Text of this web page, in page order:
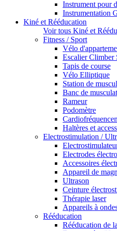
Instrument pour
Instrumentation
Kiné et Rééducation
Voir tous Kiné et
Fitness / Sport
Vélo
Escalier Climber
Tapis de course
Vélo Elliptique
Station de
Banc de
Rameur
Podomètre
Haltères et
Electrostimulation /
Electrodes
Accessoires
Appareil de
Ultrason
Ceinture
Thérapie laser
Appareils à
Rééducation
Rééducation de